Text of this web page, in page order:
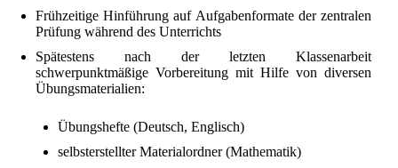
Frühzeitige Hinführung auf Aufgabenformate der zentralen
Prüfung während des Unterrichts
Spätestens nach der letzten Klassenarbeit
schwerpunktmäßige Vorbereitung mit Hilfe von diversen
Übungsmaterialien:
Übungshefte (Deutsch, Englisch)
selbsterstellter Materialordner (Mathematik)